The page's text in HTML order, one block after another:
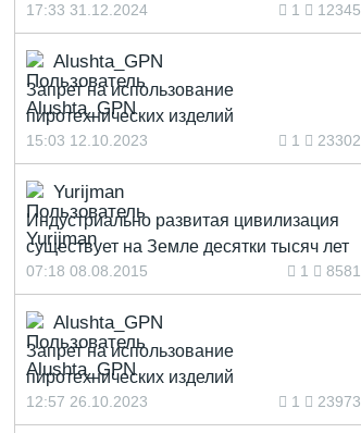
17:33 31.12.2024 1 12345
Alushta_GPN
Запрет на использование
пиротехнических изделий
15:03 12.10.2023 1 23302
Yurijman
Индустриально развитая цивилизация
существует на Земле десятки тысяч лет
07:18 08.08.2015 1 8581
Alushta_GPN
Запрет на использование
пиротехнических изделий
12:57 26.10.2023 1 23973